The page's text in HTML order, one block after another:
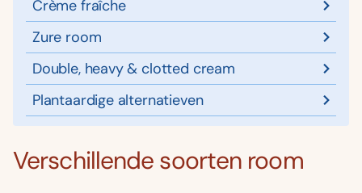
Crème fraîche
Zure room
Double, heavy & clotted cream
Plantaardige alternatieven
Verschillende soorten room